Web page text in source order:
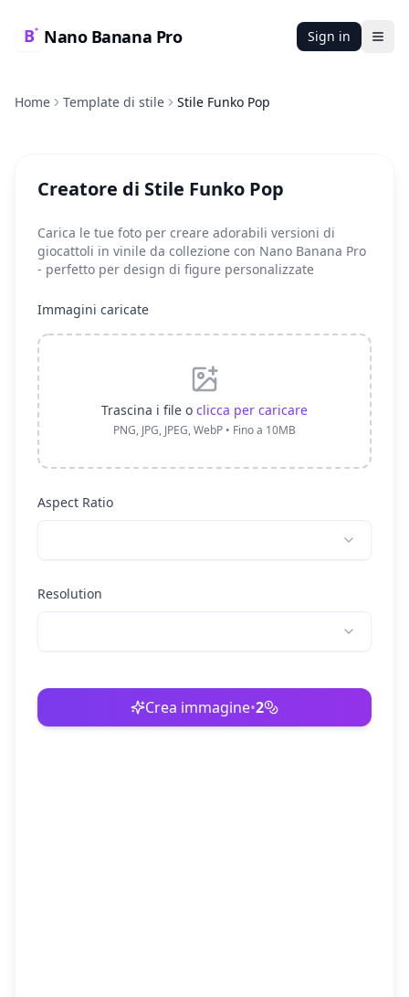
Nano Banana Pro Sign in
Home Template di stile Stile Funko Pop
Creatore di Stile Funko Pop
Carica le tue foto per creare adorabili versioni di
giocattoli in vinile da collezione con Nano Banana Pro
- perfetto per design di figure personalizzate
Immagini caricate
Trascina i file o clicca per caricare
PNG, JPG, JPEG, WebP • Fino a 10MB
Aspect Ratio
Resolution
Crea immagine•2